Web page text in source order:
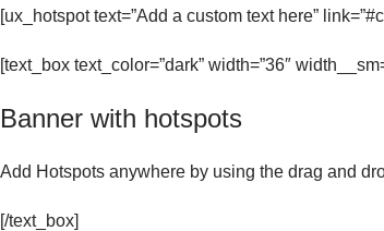
[ux_hotspot text=”Add a custom text here”
[text_box text_color=”dark” width=”36″
Banner with hotspots
Add Hotspots anywhere by using the drag and
[/text_box]